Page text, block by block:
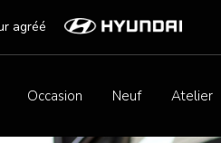
agréé
Occasion Neuf Atelier